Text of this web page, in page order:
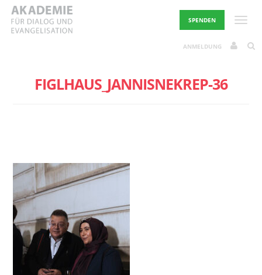
Skip
content
SPENDEN
ANMELDUNG
FIGLHAUS_JANNISNEKREP-36